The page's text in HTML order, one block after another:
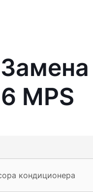
MPS
кондиционера